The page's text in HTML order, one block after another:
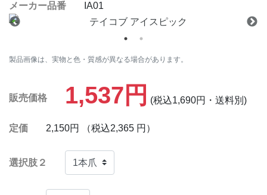
メーカー品番 IA01
製品画像は、実物と色・質感が異なる場合があります。
販売価格 1,537円 (税込1,690円・送料別)
定価 2,150円 （税込2,365 円）
選択肢２